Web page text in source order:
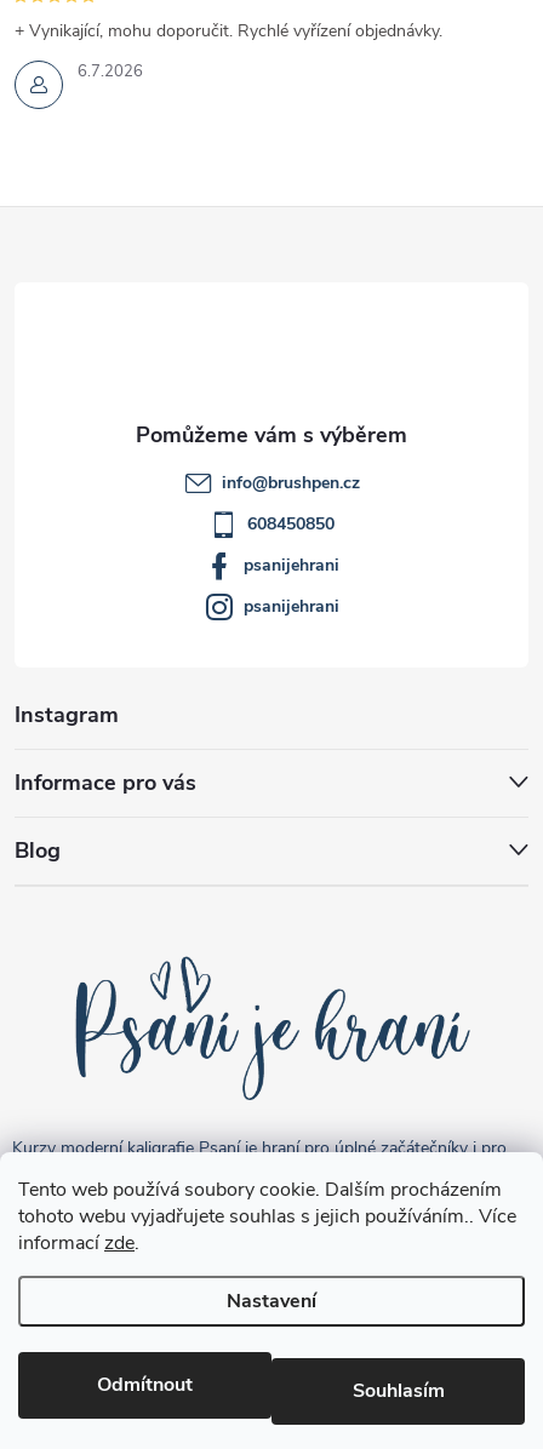
Tento web používá soubory cookie. Dalším procházením
tohoto webu vyjadřujete souhlas s jejich používáním.. Více
informacízde.
Nastavení
Odmítnout Souhlasím
6.7.2026
+ Vynikající, mohu doporučit. Rychlé vyřízení objednávky.
Instagram
Informace pro vás
Blog
info@brushpen.cz
608450850
psanijehrani
psanijehrani
Kurzy moderní kaligrafie Psaní je hraní pro úplné začátečníky i pro
pokročilejší "kreativce".
Copyright 2026Brushpen.cz. Všechna práva vyhrazena.Upravit
nastavení cookies